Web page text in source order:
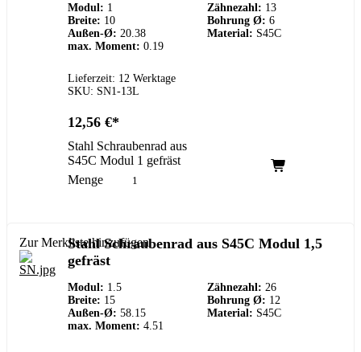
Modul: 1 Zähnezahl: 13
Breite: 10 Bohrung Ø: 6
Außen-Ø: 20.38 Material: S45C
max. Moment: 0.19
Lieferzeit: 12 Werktage
SKU: SN1-13L
12,56 €
Stahl Schraubenrad aus
S45C Modul 1 gefräst
Menge
Zur Merkliste hinzufügen
Stahl Schraubenrad aus S45C Modul 1,5
gefräst
Modul: 1.5 Zähnezahl: 26
Breite: 15 Bohrung Ø: 12
Außen-Ø: 58.15 Material: S45C
max. Moment: 4.51